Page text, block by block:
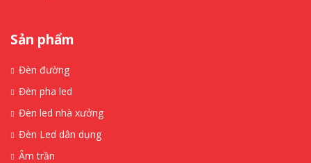
Sản phẩm
Đèn đường
Đèn pha led
Đèn led nhà xưởng
Đèn Led dân dụng
Âm trần